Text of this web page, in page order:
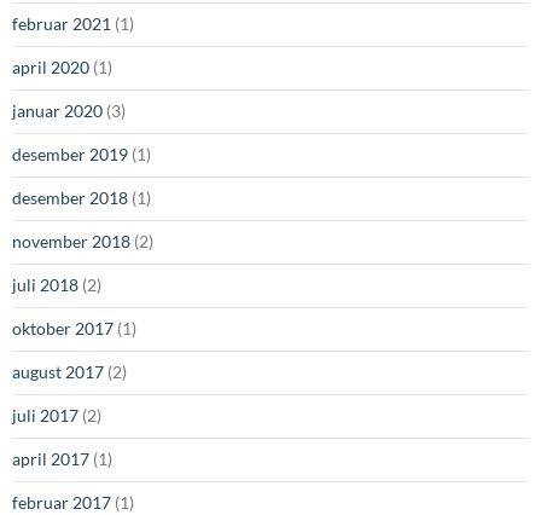
februar 2021 (1)
april 2020 (1)
januar 2020 (3)
desember 2019 (1)
desember 2018 (1)
november 2018 (2)
juli 2018 (2)
oktober 2017 (1)
august 2017 (2)
juli 2017 (2)
april 2017 (1)
februar 2017 (1)